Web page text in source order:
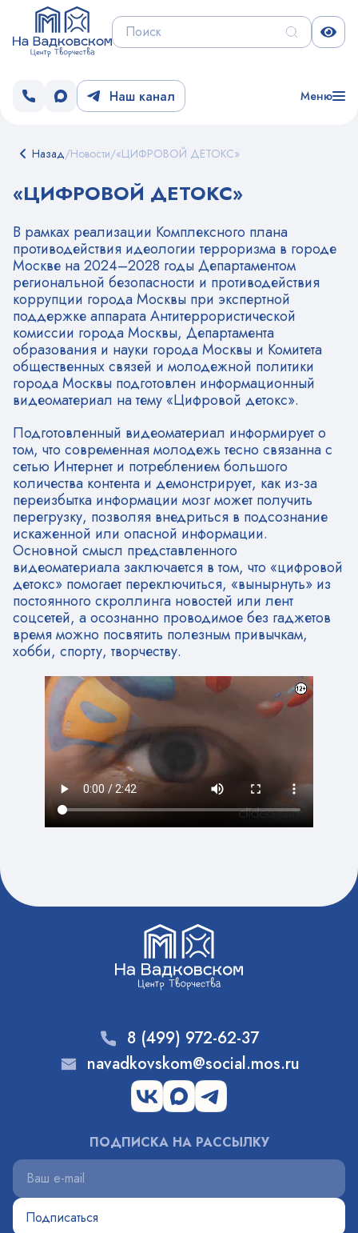
Наш канал Меню
Назад/Новости/«ЦИФРОВОЙ ДЕТОКС»
«ЦИФРОВОЙ ДЕТОКС»
В рамках реализации Комплексного плана
противодействия идеологии терроризма в городе
Москве на 2024–2028 годы Департаментом
региональной безопасности и противодействия
коррупции города Москвы при экспертной
поддержке аппарата Антитеррористической
комиссии города Москвы, Департамента
образования и науки города Москвы и Комитета
общественных связей и молодежной политики
города Москвы подготовлен информационный
видеоматериал на тему «Цифровой детокс».
Подготовленный видеоматериал информирует о
том, что современная молодежь тесно связанна с
сетью Интернет и потреблением большого
количества контента и демонстрирует, как из-за
переизбытка информации мозг может получить
перегрузку, позволяя внедриться в подсознание
искаженной или опасной информации.
Основной смысл представленного
видеоматериала заключается в том, что «цифровой
детокс» помогает переключиться, «вынырнуть» из
постоянного скроллинга новостей или лент
соцсетей, а осознанно проводимое без гаджетов
время можно посвятить полезным привычкам,
хобби, спорту, творчеству.
8 (499) 972-62-37
navadkovskom@social.mos.ru
ПОДПИСКА НА РАССЫЛКУ